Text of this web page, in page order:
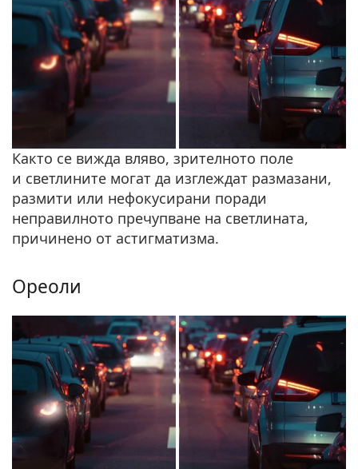
Както се вижда вляво, зрителното поле
и светлините могат да изглеждат размазани,
размити или нефокусирани поради
неправилното пречупване на светлината,
причинено от астигматизма.
Ореоли